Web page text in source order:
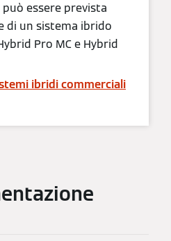
essere prevista
di un sistema ibrido
Pro MC e Hybrid
ibridi commerciali